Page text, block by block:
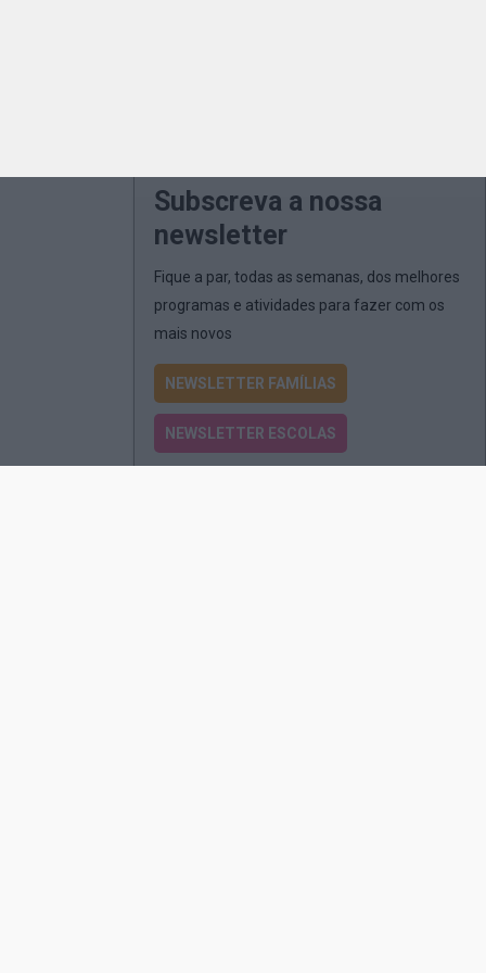
Subscreva a nossa
newsletter
Fique a par, todas as semanas, dos melhores
programas e atividades para fazer com os
mais novos
NEWSLETTER FAMÍLIAS
NEWSLETTER ESCOLAS